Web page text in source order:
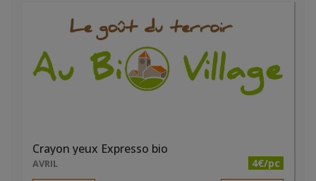
Crayon yeux Expresso bio
AVRIL 4€/pc